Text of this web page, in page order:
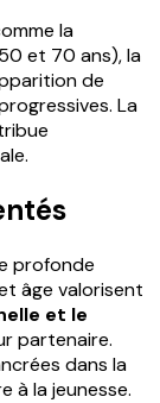
la
et 70 ans), la
de
La
profonde
âge valorisent
et le
partenaire.
dans la
à la jeunesse.